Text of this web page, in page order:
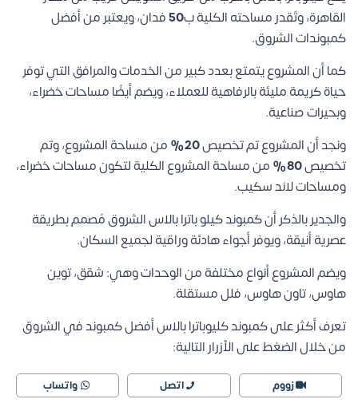
القاهرة، وتٌقدر مساحته الكلية ب50فدان، ويعتبر من أفضل
كمبوندات الشروق.
كما أن المشروع يتمتع بعدد كبير من الخدمات والمرافق التي توفر
حياة كريمة مليئة بالرفاهية للعملاء، ويضم أيضًا مساحات خضراء،
وبحيرات صناعية.
ونجد أن المشروع تم تخصيص20%
من مساحة المشروع، وتم
تخصيص80%
من مساحة المشروع الكلية لتكون مساحات خضراء،
ومساحات لاند سكيب.
والجدير بالذكر أن كمبوند كيلو باترا بالاس الشروق مُصمم بطريقة
عصرية أنيقة، ويوفر أجواء هادئة وراقية لجميع السكان.
ويضم المشروع أنواع مختلفة من الوحدات وهي: شقق، توين
هاوس، تاون هاوس، فلل مستقلة.
تعرف أكثر على كمبوند كليوباترا بالاس أفضل كمبوند في الشروق
من خلال الضغط على الأزرار التالية:
زووم اتصل واتساب